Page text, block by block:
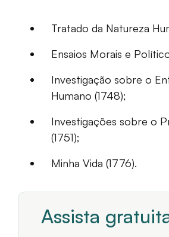
Tratado da Natureza
Ensaios Morais e
Investigação sobre o
Humano (1748);
Investigações sobre o
(1751);
Minha Vida (1776).
Assista